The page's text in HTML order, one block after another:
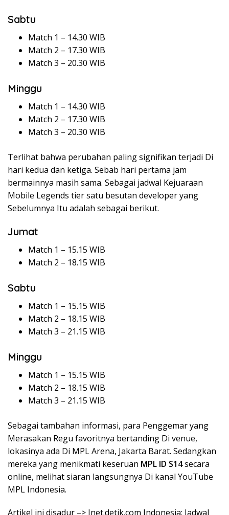
Sabtu
Match 1 – 14.30 WIB
Match 2 – 17.30 WIB
Match 3 – 20.30 WIB
Minggu
Match 1 – 14.30 WIB
Match 2 – 17.30 WIB
Match 3 – 20.30 WIB
Terlihat bahwa perubahan paling signifikan terjadi Di
hari kedua dan ketiga. Sebab hari pertama jam
bermainnya masih sama. Sebagai jadwal Kejuaraan
Mobile Legends tier satu besutan developer yang
Sebelumnya Itu adalah sebagai berikut.
Jumat
Match 1 – 15.15 WIB
Match 2 – 18.15 WIB
Sabtu
Match 1 – 15.15 WIB
Match 2 – 18.15 WIB
Match 3 – 21.15 WIB
Minggu
Match 1 – 15.15 WIB
Match 2 – 18.15 WIB
Match 3 – 21.15 WIB
Sebagai tambahan informasi, para Penggemar yang
Merasakan Regu favoritnya bertanding Di venue,
lokasinya ada Di MPL Arena, Jakarta Barat. Sedangkan
mereka yang menikmati keseruan MPL ID S14secara
online, melihat siaran langsungnya Di kanal YouTube
MPL Indonesia.
Artikel ini disadur –> Inet.detik.com Indonesia: Jadwal